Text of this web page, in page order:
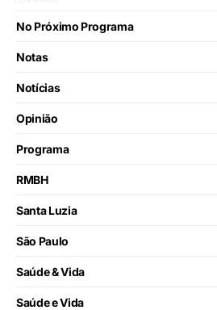
No Próximo Programa
Notas
Notícias
Opinião
Programa
RMBH
Santa Luzia
São Paulo
Saúde & Vida
Saúde e Vida